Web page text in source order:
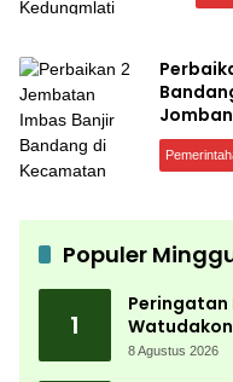
Ini
Populer
1
Peringatan
Tumpek
8 Agustus 2026